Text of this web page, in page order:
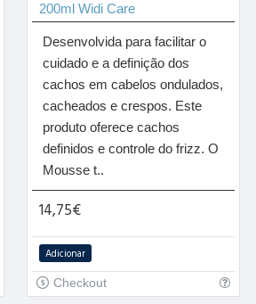
200ml Widi Care
Desenvolvida para facilitar o
cuidado e a definição dos
cachos em cabelos ondulados,
cacheados e crespos. Este
produto oferece cachos
definidos e controle do frizz. O
Mousse t..
14,75€
Adicionar
Checkout